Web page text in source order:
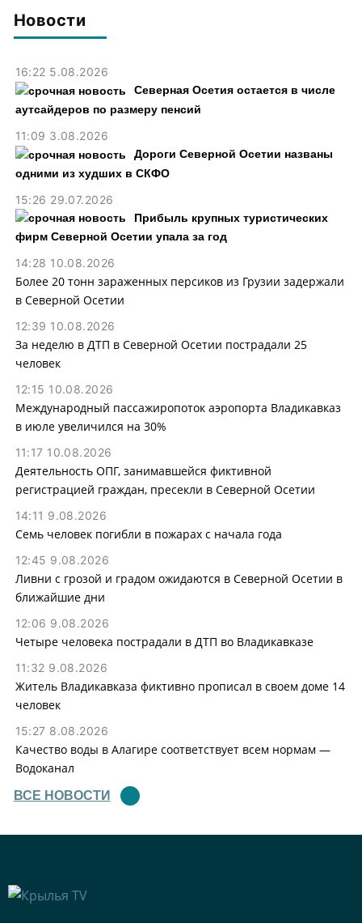
Новости
16:22 5.08.2026
Северная Осетия остается в числе
аутсайдеров по размеру пенсий
11:09 3.08.2026
Дороги Северной Осетии названы
одними из худших в СКФО
15:26 29.07.2026
Прибыль крупных туристических
фирм Северной Осетии упала за год
14:28 10.08.2026
Более 20 тонн зараженных персиков из Грузии задержали
в Северной Осетии
12:39 10.08.2026
За неделю в ДТП в Северной Осетии пострадали 25
человек
12:15 10.08.2026
Международный пассажиропоток аэропорта Владикавказ
в июле увеличился на 30%
11:17 10.08.2026
Деятельность ОПГ, занимавшейся фиктивной
регистрацией граждан, пресекли в Северной Осетии
14:11 9.08.2026
Семь человек погибли в пожарах с начала года
12:45 9.08.2026
Ливни с грозой и градом ожидаются в Северной Осетии в
ближайшие дни
12:06 9.08.2026
Четыре человека пострадали в ДТП во Владикавказе
11:32 9.08.2026
Житель Владикавказа фиктивно прописал в своем доме 14
человек
15:27 8.08.2026
Качество воды в Алагире соответствует всем нормам —
Водоканал
ВСЕ НОВОСТИ